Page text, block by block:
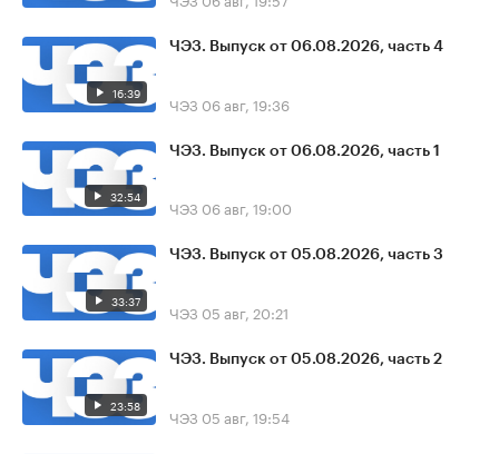
16:39
ЧЭЗ. Выпуск от 06.08.2026, часть 4
ЧЭЗ 06 авг, 19:36
32:54
ЧЭЗ. Выпуск от 06.08.2026, часть 1
ЧЭЗ 06 авг, 19:00
33:37
ЧЭЗ. Выпуск от 05.08.2026, часть 3
ЧЭЗ 05 авг, 20:21
23:58
ЧЭЗ. Выпуск от 05.08.2026, часть 2
ЧЭЗ 05 авг, 19:54